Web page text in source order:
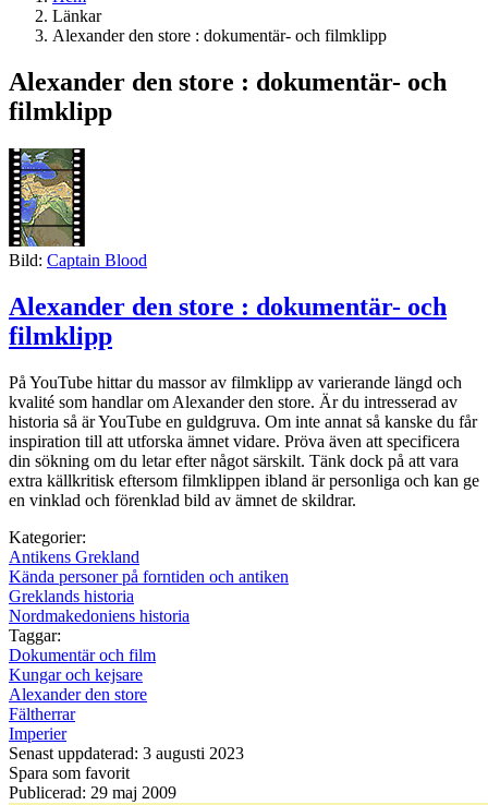
Länkar
Alexander den store : dokumentär- och filmklipp
Alexander den store : dokumentär- och
filmklipp
Bild: Captain Blood
Alexander den store : dokumentär- och
filmklipp
På YouTube hittar du massor av filmklipp av varierande längd och
kvalité som handlar om Alexander den store. Är du intresserad av
historia så är YouTube en guldgruva. Om inte annat så kanske du får
inspiration till att utforska ämnet vidare. Pröva även att specificera
din sökning om du letar efter något särskilt. Tänk dock på att vara
extra källkritisk eftersom filmklippen ibland är personliga och kan ge
en vinklad och förenklad bild av ämnet de skildrar.
Kategorier:
Antikens Grekland
Kända personer på forntiden och antiken
Greklands historia
Nordmakedoniens historia
Taggar:
Dokumentär och film
Kungar och kejsare
Alexander den store
Fältherrar
Imperier
Senast uppdaterad: 3 augusti 2023
Spara som favorit
Publicerad: 29 maj 2009